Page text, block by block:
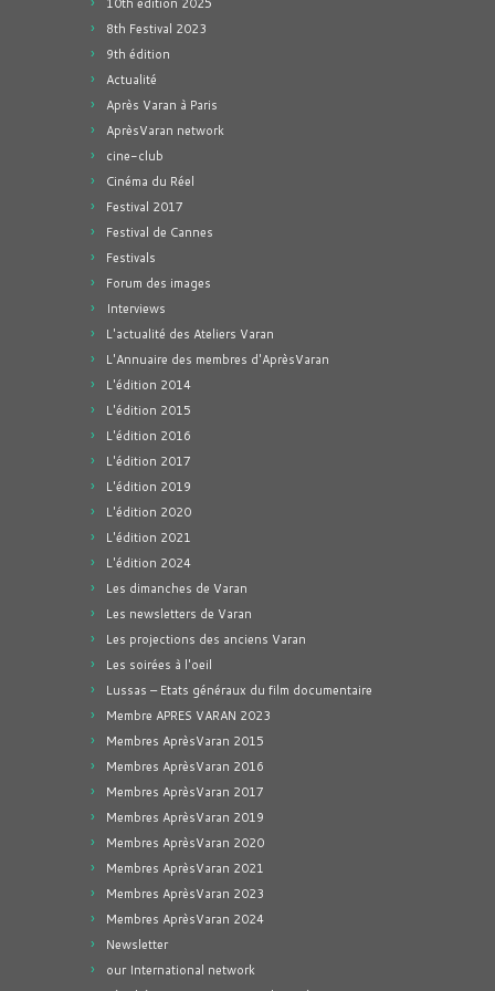
8th Festival 2023
9th édition
Actualité
Après Varan à Paris
AprèsVaran network
cine-club
Cinéma du Réel
Festival 2017
Festival de Cannes
Festivals
Forum des images
Interviews
L'actualité des Ateliers Varan
L'Annuaire des membres d'AprèsVaran
L'édition 2014
L'édition 2015
L'édition 2016
L'édition 2017
L'édition 2019
L'édition 2020
L'édition 2021
L'édition 2024
Les dimanches de Varan
Les newsletters de Varan
Les projections des anciens Varan
Les soirées à l'oeil
Lussas – Etats généraux du film documentaire
Membre APRES VARAN 2023
Membres AprèsVaran 2015
Membres AprèsVaran 2016
Membres AprèsVaran 2017
Membres AprèsVaran 2019
Membres AprèsVaran 2020
Membres AprèsVaran 2021
Membres AprèsVaran 2023
Membres AprèsVaran 2024
Newsletter
our International network